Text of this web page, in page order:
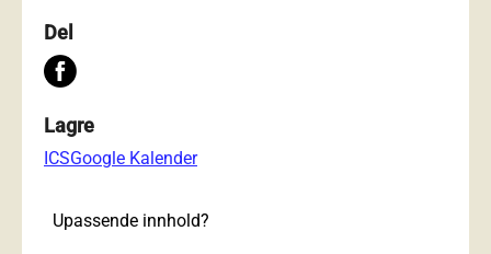
Del
Lagre
ICSGoogle Kalender
Upassende innhold?